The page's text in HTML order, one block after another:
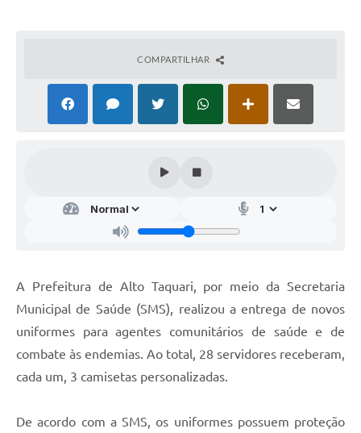
COMPARTILHAR
A Prefeitura de Alto Taquari, por meio da Secretaria
Municipal de Saúde (SMS), realizou a entrega de novos
uniformes para agentes comunitários de saúde e de
combate às endemias. Ao total, 28 servidores receberam,
cada um, 3 camisetas personalizadas.
De acordo com a SMS, os uniformes possuem proteção